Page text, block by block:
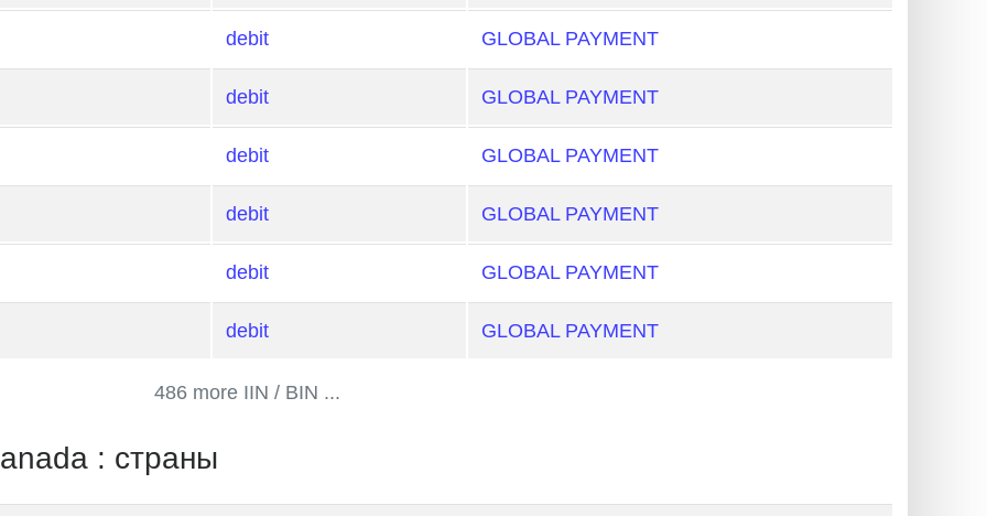
debit GLOBAL PAYMENT
debit GLOBAL PAYMENT
debit GLOBAL PAYMENT
debit GLOBAL PAYMENT
debit GLOBAL PAYMENT
debit GLOBAL PAYMENT
486 more IIN / BIN ...
: страны